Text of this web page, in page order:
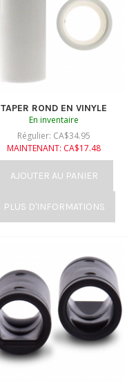
TAPER ROND EN VINYLE
En inventaire
Régulier: CA$34.95
MAINTENANT: CA$17.48
AJOUTER AU PANIER
PLUS D'INFORMATIONS